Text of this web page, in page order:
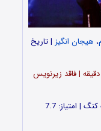
، هیجان انگیز | تاریخ
زبان: دوبله فارسی | مدت زمان پخش: 107 دقیقه | فاقد زیرنویس
| امتیاز: 7.7